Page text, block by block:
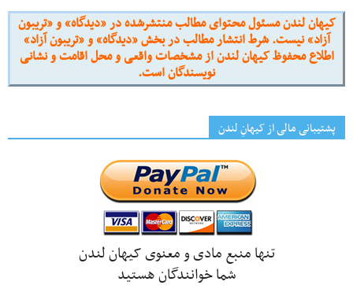
کیهان لندن مسئول محتوای مطالب منتشرشده در «دیدگاه» و «تریبون
آزاد» نیست. شرط انتشار مطالب در بخش «دیدگاه» و «تریبون آزاد»
اطلاع محفوظ کیهان لندن از مشخصات واقعی و محل اقامت و نشانی
نویسندگان است.
پشتیبانی مالی از کیهانِ لندن
تنها منبع مادی و معنوی کیهان لندن
شما خوانندگان هستید